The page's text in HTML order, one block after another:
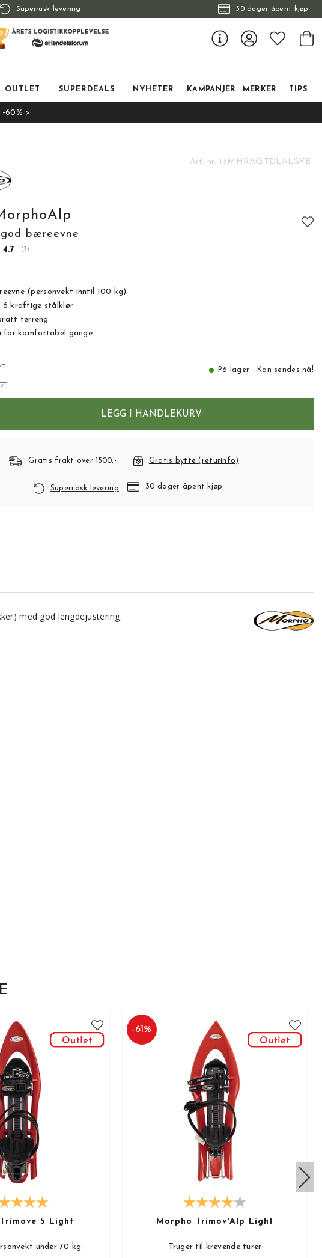
Superrask levering 30 dager åpent kjøp
OUTLET SUPERDEALS NYHETER KAMPANJER MERKER TIPS
60% >
Art. nr. 13MHRAQTDLALGYB
bæreevne
Gjennomsnittskarakter:
4.7 (stemmer:
3)
(personvekt inntil 100 kg)
6 kraftige stålklør
terreng
for komfortabel gange
På lager - Kan sendes nå!
LEGG I HANDLEKURV
Gratis frakt over 1500,- Gratis bytte (returinfo)
Superrask levering 30 dager åpent kjøp
med god lengdejustering.
S Light
under 70 kg
-61 %
Morpho Trimov'Alp Light
Truger til krevende turer